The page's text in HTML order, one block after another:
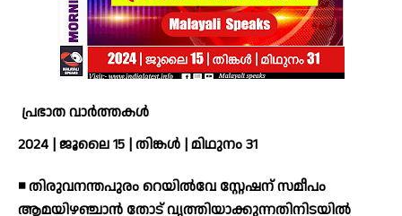
പ്രഭാത വാർത്തകൾ
2024 | ജൂലൈ 15 | തിങ്കൾ | മിഥുനം 31
◾ തിരുവനന്തപുരം റെയില്‍വേ സ്റ്റേഷന് സമീപം
ആമയിഴഞ്ചാന്‍ തോട് വൃത്തിയാക്കുന്നതിനിടയില്‍